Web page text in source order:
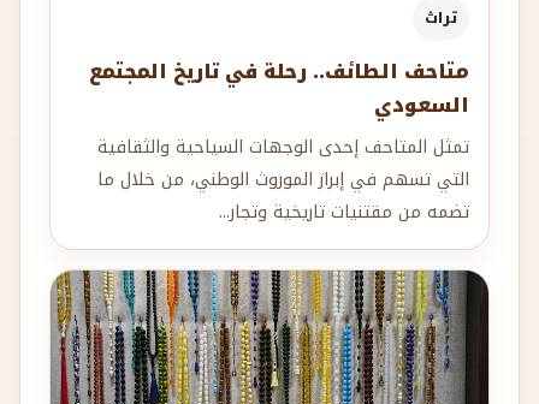
تراث
متاحف الطائف.. رحلة في تاريخ المجتمع
السعودي
تمثل المتاحف إحدى الوجهات السياحية والثقافية
التي تسهم في إبراز الموروث الوطني، من خلال ما
تضمه من مقتنيات تاريخية وتجار...